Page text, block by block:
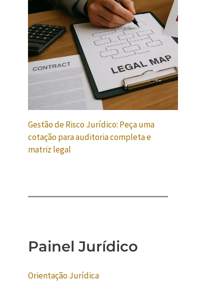
Gestão de Risco Jurídico: Peça uma
cotação para auditoria completa e
matriz legal
Painel Jurídico
Orientação Jurídica